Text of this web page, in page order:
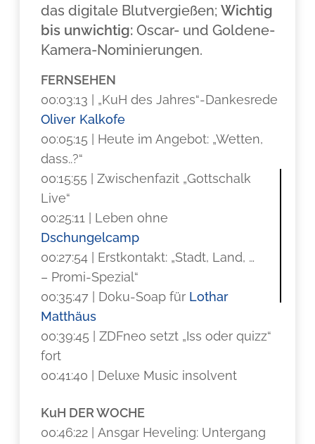
das digitale Blutvergießen;Wichtig
bis unwichtig:Oscar- und Goldene-
Kamera-Nominierungen.
FERNSEHEN
00:03:13 | „KuH des Jahres“-Dankesrede
Oliver Kalkofe
00:05:15 | Heute im Angebot: „Wetten,
dass..?“
00:15:55 | Zwischenfazit „Gottschalk
Live“
00:25:11 | Leben ohne
Dschungelcamp
00:27:54 | Erstkontakt: „Stadt, Land, …
– Promi-Spezial“
00:35:47 | Doku-Soap für Lothar
Matthäus
00:39:45 | ZDFneo setzt „Iss oder quizz“
fort
00:41:40 | Deluxe Music insolvent
KuH DER WOCHE
00:46:22 | Ansgar Heveling: Untergang